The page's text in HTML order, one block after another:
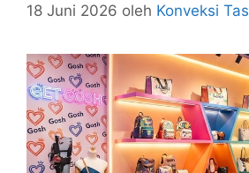
18 Juni 2026 oleh Konveksi Tas